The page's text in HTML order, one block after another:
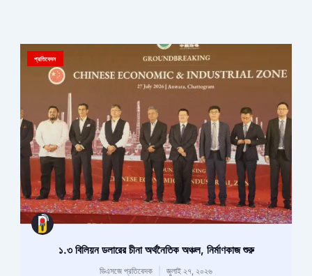
প্রতিবেদন
১.৩ বিলিয়ন ডলারের চীনা অর্থনৈতিক অঞ্চল, নির্মাণকাজ শুরু
ডিএসজে প্রতিবেদক জুলাই ২৭, ২০২৬